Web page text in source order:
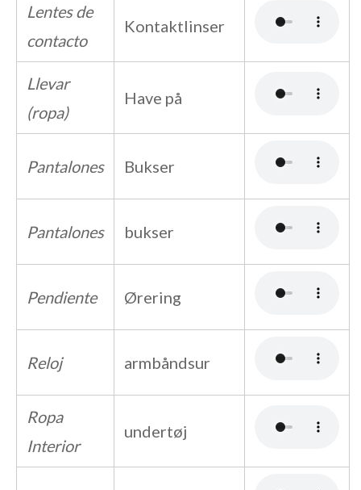
Lentes de
contacto
Kontaktlinser
Llevar
(ropa)
Have på
Pantalones Bukser
Pantalones bukser
Pendiente Ørering
Reloj armbåndsur
Ropa
Interior
undertøj